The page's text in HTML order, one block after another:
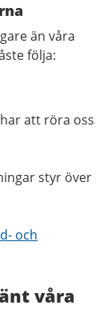
än våra
följa:
att röra oss
styr över
och
våra